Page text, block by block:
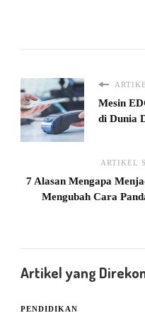
Mesin
di Dunia
ARTIKEL
7 Alasan Mengapa
Mengubah Cara
Artikel yang
PENDIDIKAN